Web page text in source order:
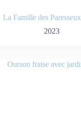
La Famille des Paresseux
2023